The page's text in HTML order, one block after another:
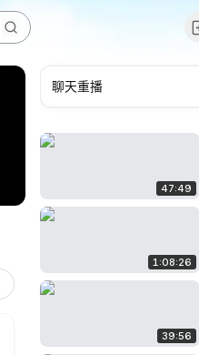
聊天重播
47:49
1:08:26
39:56